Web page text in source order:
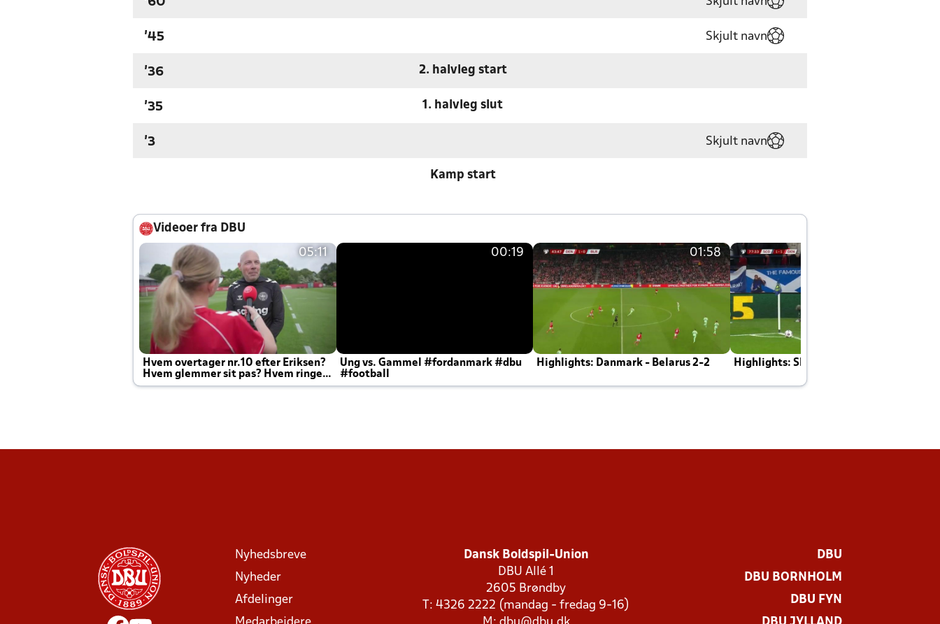
'60
'45 Skjult navn
'36 2. halvleg start
'35 1. halvleg slut
'3 Skjult navn
Kamp start
Videoer fra DBU
05:11
Hvem overtager nr.10 efter Eriksen?
Hvem glemmer sit pas? Hvem ringer
Joachim altid til efter kampe?
00:19
Ung vs. Gammel #fordanmark #dbu
#football
01:58
Highlights: Danmark - Belarus 2-2 Highlights: Skotland - Danmark 4-2
Nyhedsbreve
Nyheder
Afdelinger
Dansk Boldspil-Union
DBU Allé 1
2605 Brøndby
T: 4326 2222 (mandag - fredag 9-16)
DBU
DBU BORNHOLM
DBU FYN